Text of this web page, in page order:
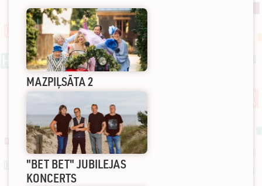
MAZPIĻSĀTA 2
"BET BET" JUBILEJAS
KONCERTS